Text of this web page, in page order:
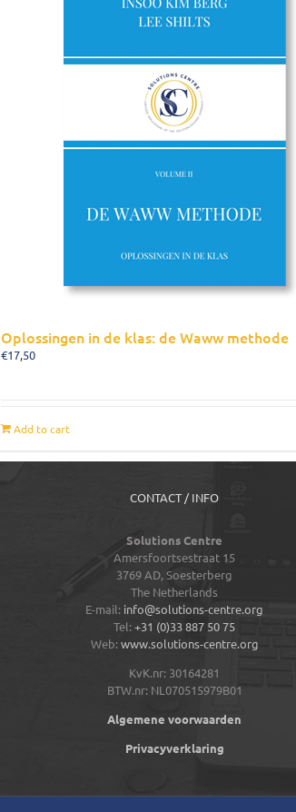
Oplossingen in de klas: de Waww methode
€17,50
Add to cart
CONTACT / INFO
Solutions Centre
Amersfoortsestraat 15
3769 AD,Soesterberg
The Netherlands
E-mail: info@solutions-centre.org
Tel:+31 (0)33 887 50 75
Web:www.solutions-centre.org
KvK.nr: 30164281
BTW.nr: NL070515979B01
Algemene voorwaarden
Privacyverklaring